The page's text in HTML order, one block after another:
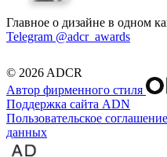
Главное о дизайне в одном
Telegram @adcr_awards
© 2026 ADCR
Автор фирменного стиля
Поддержка сайта ADN
Пользовательское соглашение
данных